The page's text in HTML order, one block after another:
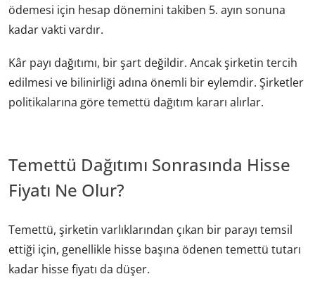
ödemesi için hesap dönemini takiben 5. ayın sonuna
kadar vakti vardır.
Kâr payı dağıtımı, bir şart değildir. Ancak şirketin tercih
edilmesi ve bilinirliği adına önemli bir eylemdir. Şirketler
politikalarına göre temettü dağıtım kararı alırlar.
Temettü Dağıtımı Sonrasında Hisse
Fiyatı Ne Olur?
Temettü, şirketin varlıklarından çıkan bir parayı temsil
ettiği için, genellikle hisse başına ödenen temettü tutarı
kadar hisse fiyatı da düşer.